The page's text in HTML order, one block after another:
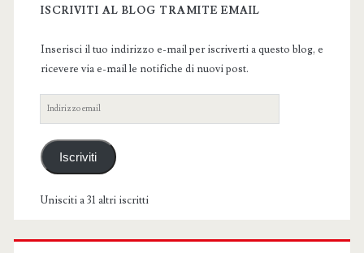
Sidebar
ISCRIVITI AL BLOG TRAMITE EMAIL
Inserisci il tuo indirizzo e-mail per iscriverti a questo blog, e
ricevere via e-mail le notifiche di nuovi post.
Indirizzo
email
Iscriviti
Unisciti a 31 altri iscritti